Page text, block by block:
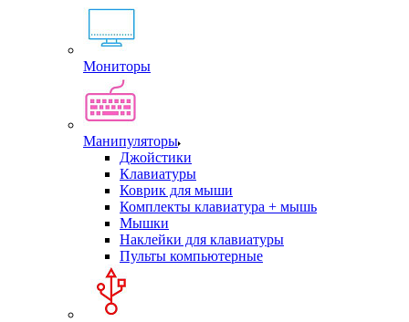
Мониторы
Манипуляторы
Джойстики
Клавиатуры
Коврик для мыши
Комплекты клавиатура + мышь
Мышки
Наклейки для клавиатуры
Пульты компьютерные